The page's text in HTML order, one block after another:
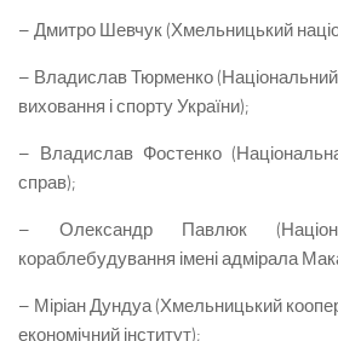
– Дмитро Шевчук (Хмельницький
– Владислав Тюрменко (Національний
виховання і спорту України);
– Владислав Фостенко
справ);
– Олександр Павлюк
кораблебудування імені адмірала
– Міріан Дундуа (Хмельницький
економічний інститут);